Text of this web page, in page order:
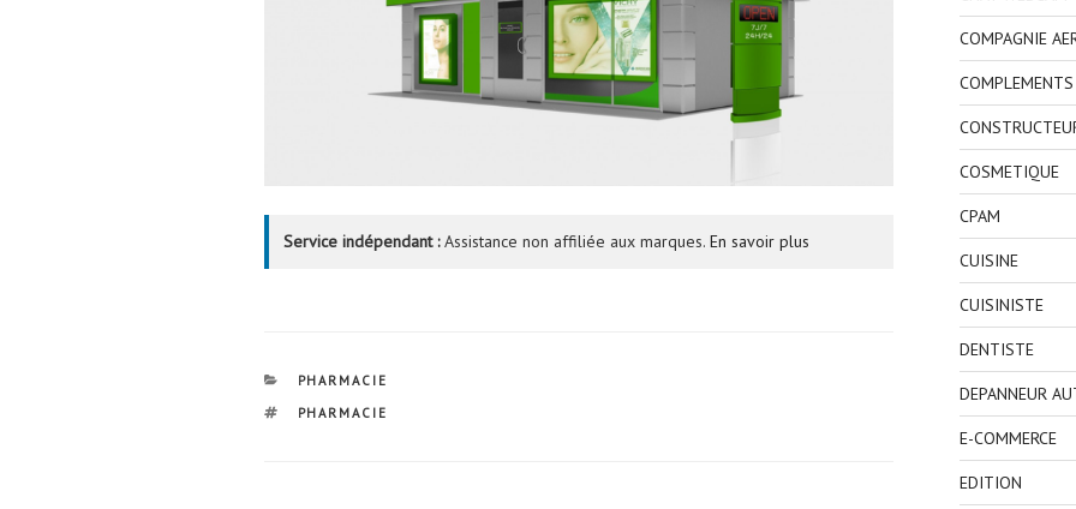
Service indépendant :Assistance non affiliée aux marques. En savoir plus
CATÉGORIES
PHARMACIE
ÉTIQUETTES
PHARMACIE
COMPAGNIE
COSMETIQUE
CPAM
CUISINE
CUISINISTE
DENTISTE
DEPANNEUR
E-COMMERCE
EDITION